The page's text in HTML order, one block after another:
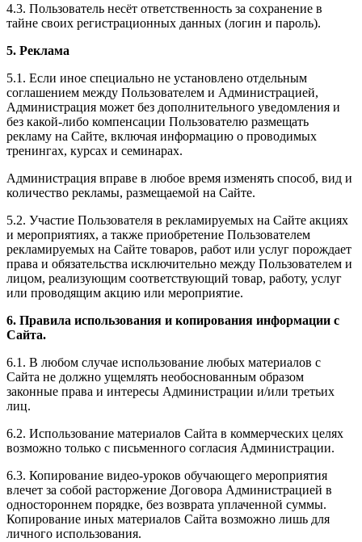
4.3. Пользователь несёт ответственность за сохранение в
тайне своих регистрационных данных (логин и пароль).
5. Реклама
5.1. Если иное специально не установлено отдельным
соглашением между Пользователем и Администрацией,
Администрация может без дополнительного уведомления и
без какой-либо компенсации Пользователю размещать
рекламу на Сайте, включая информацию о проводимых
тренингах, курсах и семинарах.
Администрация вправе в любое время изменять способ, вид и
количество рекламы, размещаемой на Сайте.
5.2. Участие Пользователя в рекламируемых на Сайте акциях
и мероприятиях, а также приобретение Пользователем
рекламируемых на Сайте товаров, работ или услуг порождает
права и обязательства исключительно между Пользователем и
лицом, реализующим соответствующий товар, работу, услуг
или проводящим акцию или мероприятие.
6. Правила использования и копирования информации с
Сайта.
6.1. В любом случае использование любых материалов с
Сайта не должно ущемлять необоснованным образом
законные права и интересы Администрации и/или третьих
лиц.
6.2. Использование материалов Сайта в коммерческих целях
возможно только с письменного согласия Администрации.
6.3. Копирование видео-уроков обучающего мероприятия
влечет за собой расторжение Договора Администрацией в
одностороннем порядке, без возврата уплаченной суммы.
Копирование иных материалов Сайта возможно лишь для
личного использования.